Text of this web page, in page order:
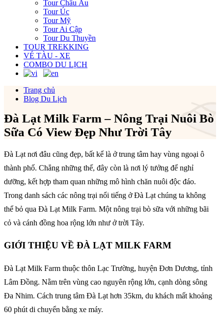
Tour Châu Âu
Tour Úc
Tour Mỹ
Tour Ai Cập
Tour Du Thuyền
TOUR TREKKING
VÉ TÀU - XE
COMBO DU LỊCH
Trang chủ
Blog Du Lịch
Đà Lạt Milk Farm – Nông Trại Nuôi Bò
Sữa Có View Đẹp Như Trời Tây
Đà Lạt nơi đâu cũng đẹp, bất kể là ở trung tâm hay vùng ngoại ô
thành phố. Chẳng những thế, đây còn là nơi lý tưởng để nghỉ
dưỡng, kết hợp tham quan những mô hình chăn nuôi độc đáo.
Trong danh sách các nông trại nổi tiếng ở Đà Lạt chúng ta không
thể bỏ qua Đà Lạt Milk Farm. Một nông trại bò sữa với những bãi
cỏ và cánh đồng hoa rộng lớn như ở trời Tây.
GIỚI THIỆU VỀ ĐÀ LẠT MILK FARM
Đà Lạt Milk Farm thuộc thôn Lạc Trường, huyện Đơn Dương, tỉnh
Lâm Đồng. Nằm trên vùng cao nguyên rộng lớn, cạnh dòng sông
Đa Nhim. Cách trung tâm Đà Lạt hơn 35km, du khách mất khoảng
60 phút di chuyển bằng xe máy.